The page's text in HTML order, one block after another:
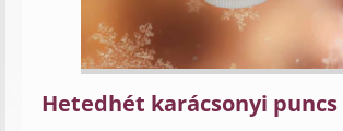
Hetedhét karácsonyi